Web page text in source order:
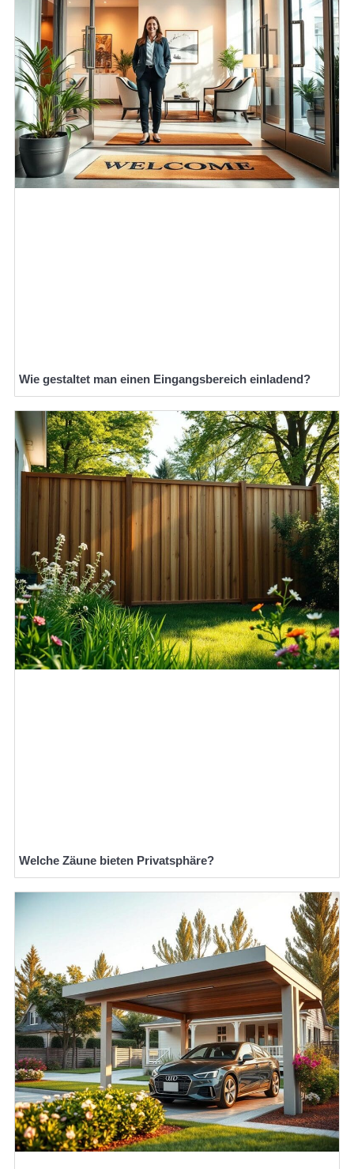
Wie gestaltet man einen Eingangsbereich einladend?
Welche Zäune bieten Privatsphäre?